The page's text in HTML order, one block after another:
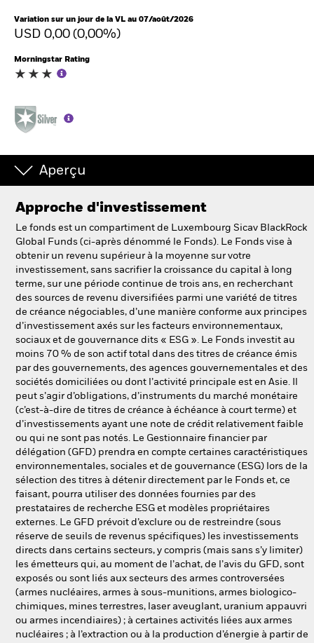
Documents
Intermédiaires financiers.
België
Change location
BlackRock
Aladdin
Notre société
Variation sur un jour de la VL au 07/août/2026
USD 0,00 (0,00%)
Morningstar Rating
Aperçu
Approche d'investissement
Le fonds est un compartiment de Luxembourg Sicav BlackRock
Global Funds (ci-après dénommé le Fonds). Le Fonds vise à
obtenir un revenu supérieur à la moyenne sur votre
investissement, sans sacrifier la croissance du capital à long
terme, sur une période continue de trois ans, en recherchant
des sources de revenu diversifiées parmi une variété de titres
de créance négociables, d’une manière conforme aux principes
d’investissement axés sur les facteurs environnementaux,
sociaux et de gouvernance dits « ESG ». Le Fonds investit au
moins 70 % de son actif total dans des titres de créance émis
par des gouvernements, des agences gouvernementales et des
sociétés domiciliées ou dont l’activité principale est en Asie. Il
peut s’agir d’obligations, d’instruments du marché monétaire
(c’est-à-dire de titres de créance à échéance à court terme) et
d’investissements ayant une note de crédit relativement faible
ou qui ne sont pas notés. Le Gestionnaire financier par
délégation (GFD) prendra en compte certaines caractéristiques
environnementales, sociales et de gouvernance (ESG) lors de la
sélection des titres à détenir directement par le Fonds et, ce
faisant, pourra utiliser des données fournies par des
prestataires de recherche ESG et modèles propriétaires
externes. Le GFD prévoit d’exclure ou de restreindre (sous
réserve de seuils de revenus spécifiques) les investissements
directs dans certains secteurs, y compris (mais sans s’y limiter)
les émetteurs qui, au moment de l’achat, de l’avis du GFD, sont
exposés ou sont liés aux secteurs des armes controversées
(armes nucléaires, armes à sous-munitions, armes biologico-
chimiques, mines terrestres, laser aveuglant, uranium appauvri
ou armes incendiaires) ; à certaines activités liées aux armes
nucléaires ; à l’extraction ou à la production d’énergie à partir de